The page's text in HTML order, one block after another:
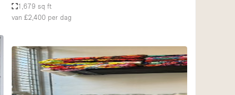
1,679 sq ft
van £2,400 per dag